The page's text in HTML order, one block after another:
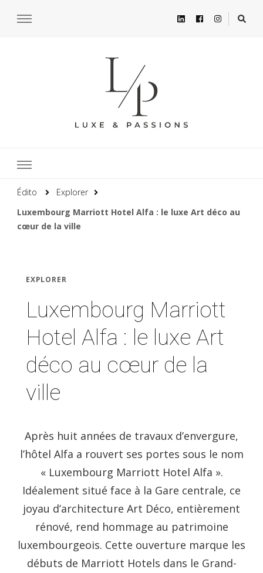
Édito
Explorer
Luxembourg Marriott Hotel Alfa : le luxe Art déco au
cœur de la ville
EXPLORER
Luxembourg Marriott
Hotel Alfa : le luxe Art
déco au cœur de la
ville
Après huit années de travaux d’envergure,
l’hôtel Alfa a rouvert ses portes sous le nom
« Luxembourg Marriott Hotel Alfa ».
Idéalement situé face à la Gare centrale, ce
joyau d’architecture Art Déco, entièrement
rénové, rend hommage au patrimoine
luxembourgeois. Cette ouverture marque les
débuts de Marriott Hotels dans le Grand-